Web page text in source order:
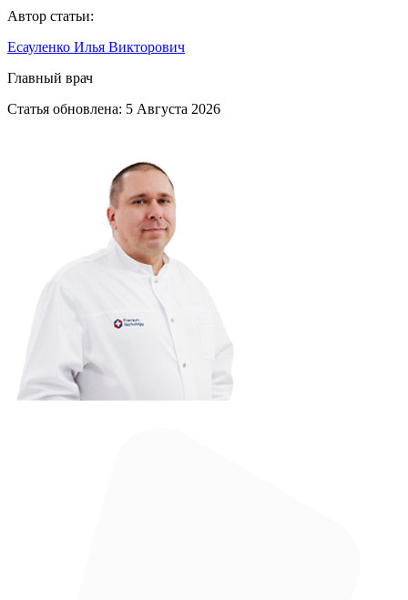
Автор статьи:
Есауленко Илья Викторович
Главный врач
Статья обновлена: 5 Августа 2026